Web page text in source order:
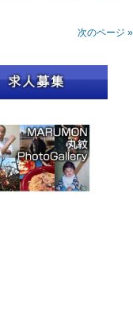
次のページ »